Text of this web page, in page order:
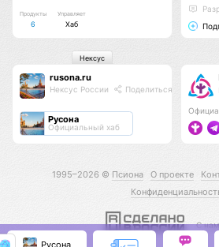
Продукты
6
Управляет
Хаб
rusona.ru
Нексус России Поделиться
Русона
Официальный хаб
Нексус
1995–2026 © Псиона О проекте
С
Русона